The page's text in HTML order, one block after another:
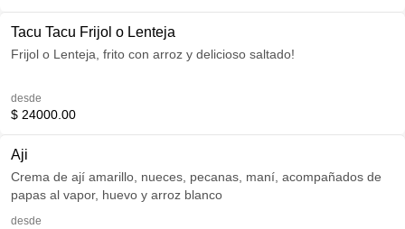
Tacu Tacu Frijol o Lenteja
Frijol o Lenteja, frito con arroz y delicioso saltado!
desde
$ 24000.00
Aji
Crema de ají amarillo, nueces, pecanas, maní, acompañados de
papas al vapor, huevo y arroz blanco
desde